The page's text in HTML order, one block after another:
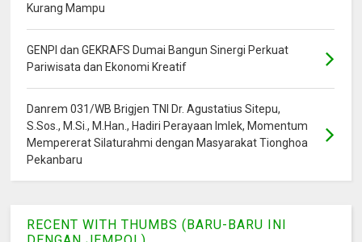
Kurang Mampu
GENPI dan GEKRAFS Dumai Bangun Sinergi Perkuat
Pariwisata dan Ekonomi Kreatif
Danrem 031/WB Brigjen TNI Dr. Agustatius Sitepu,
S.Sos., M.Si., M.Han., Hadiri Perayaan Imlek, Momentum
Mempererat Silaturahmi dengan Masyarakat Tionghoa
Pekanbaru
RECENT WITH THUMBS (BARU-BARU INI